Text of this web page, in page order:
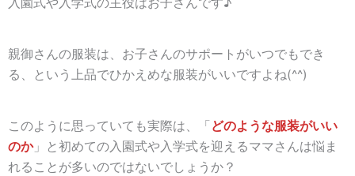
親御さんの服装は、お子さんのサポートがいつでもでき
る、という上品でひかえめな服装がいいですよね(^^)
このように思っていても実際は、「 どのような服装がいい
のか」と初めての入園式や入学式を迎えるママさんは悩ま
れることが多いのではないでしょうか？